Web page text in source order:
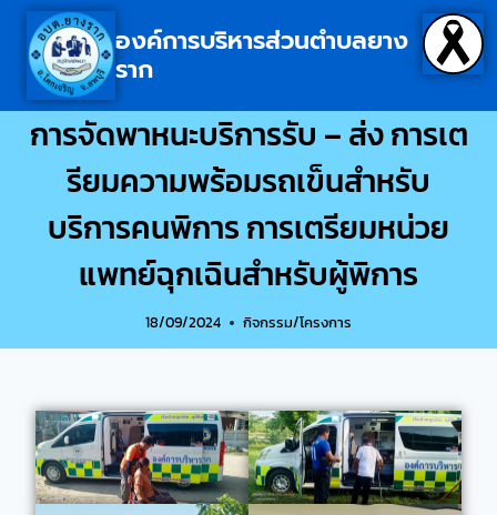
องค์การบริหารส่วนตำบลยาง
ราก
การจัดพาหนะบริการรับ – ส่ง การเต
รียมความพร้อมรถเข็นสำหรับ
บริการคนพิการ การเตรียมหน่วย
แพทย์ฉุกเฉินสำหรับผู้พิการ
18/09/2024 กิจกรรม/โครงการ